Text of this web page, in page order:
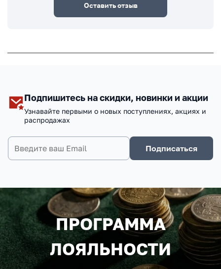
Оставить отзыв
Подпишитесь на скидки, новинки и акции
Узнавайте первыми о новых поступлениях, акциях и
распродажах
Подписаться
ПРОГРАММА
ЛОЯЛЬНОСТИ